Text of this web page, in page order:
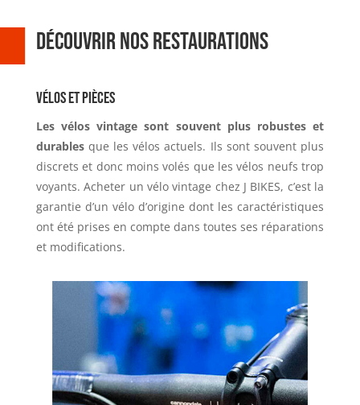
Découvrir nos restaurations
Vélos et pièces
Les vélos vintage sont souvent plus robustes et
durablesque les vélos actuels. Ils sont souvent plus
discrets et donc moins volés que les vélos neufs trop
voyants. Acheter un vélo vintage chez J BIKES, c’est la
garantie d’un vélo d’origine dont les caractéristiques
ont été prises en compte dans toutes ses réparations
et modifications.